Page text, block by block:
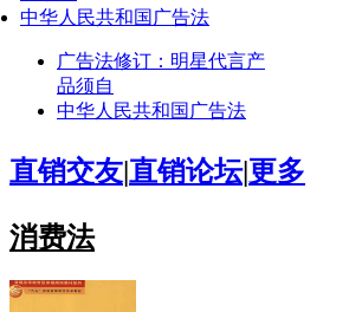
中华人民共和国广告法
广告法修订：明星代言产
品须自
中华人民共和国广告法
直销交友 直销论坛|更多
消费法